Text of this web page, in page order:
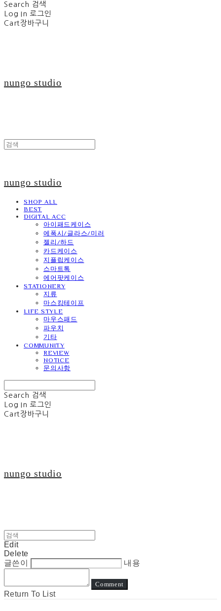
Search 검색
Log In 로그인
Cart장바구니
nungo studio
nungo studio
SHOP ALL
BEST
DIGITAL ACC
아이패드케이스
에폭시/글라스/미러
젤리/하드
카드케이스
지플립케이스
스마트톡
에어팟케이스
STATIONERY
지류
마스킹테이프
LIFE STYLE
마우스패드
파우치
기타
COMMUNITY
REVIEW
NOTICE
문의사항
Search 검색
Log In 로그인
Cart장바구니
nungo studio
Edit
Delete
글쓴이
내용
Comment
Return To List